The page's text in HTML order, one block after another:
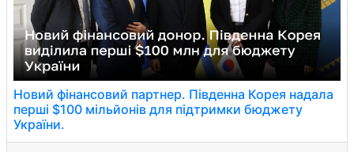
Новий фінансовий партнер. Південна Корея надала
перші $100 мільйонів для підтримки бюджету
України.